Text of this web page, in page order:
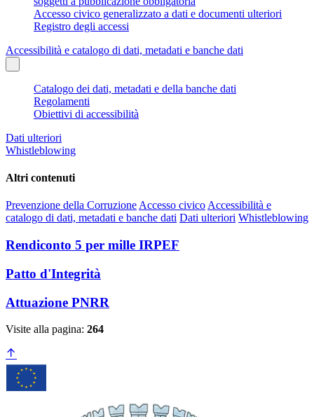
Accesso civico generalizzato a dati e documenti ulteriori
Registro degli accessi
Accessibilità e catalogo di dati, metadati e banche dati
Catalogo dei dati, metadati e della banche dati
Regolamenti
Obiettivi di accessibilità
Dati ulteriori
Whistleblowing
Altri contenuti
Prevenzione della Corruzione Accesso civico Accessibilità e
catalogo di dati, metadati e banche dati Dati ulteriori Whistleblowing
Rendiconto 5 per mille IRPEF
Patto d'Integrità
Attuazione PNRR
Visite alla pagina: 264